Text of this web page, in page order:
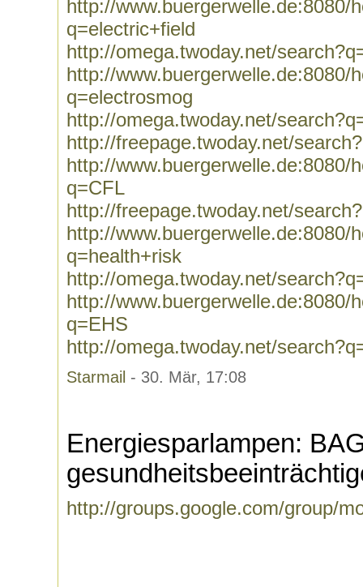
http://www.buergerwelle.de:8080/
q=electric+field
http://omega.twoday.net/
http://www.buergerwelle.de:8080/
q=electrosmog
http://omega.twoday.net/
http://freepage.twoday.net/
http://www.buergerwelle.de:8080/
q=CFL
http://freepage.twoday.net/
http://www.buergerwelle.de:8080/
q=health+risk
http://omega.twoday.net/
http://www.buergerwelle.de:8080/
q=EHS
http://omega.twoday.net/
Starmail - 30. Mär, 17:08
Energiesparlampen:
http://groups.google.com/group/